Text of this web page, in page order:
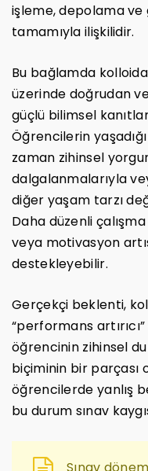
işleme, depolama ve
tamamıyla ilişkilidir.
Bu bağlamda
üzerinde doğrudan
güçlü bilimsel
Öğrencilerin
zaman zihinsel
dalgalanmalarıyla
diğer yaşam tarzı
Daha düzenli
veya motivasyon
destekleyebilir.
Gerçekçi beklenti,
“performans
öğrencinin zihinsel
biçiminin bir parçası
öğrencilerde yanlış
bu durum sınav
Sınav